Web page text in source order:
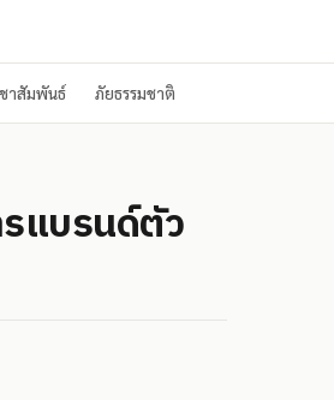
าสัมพันธ์ ภัยธรรมชาติ
แบรนด์ตัว